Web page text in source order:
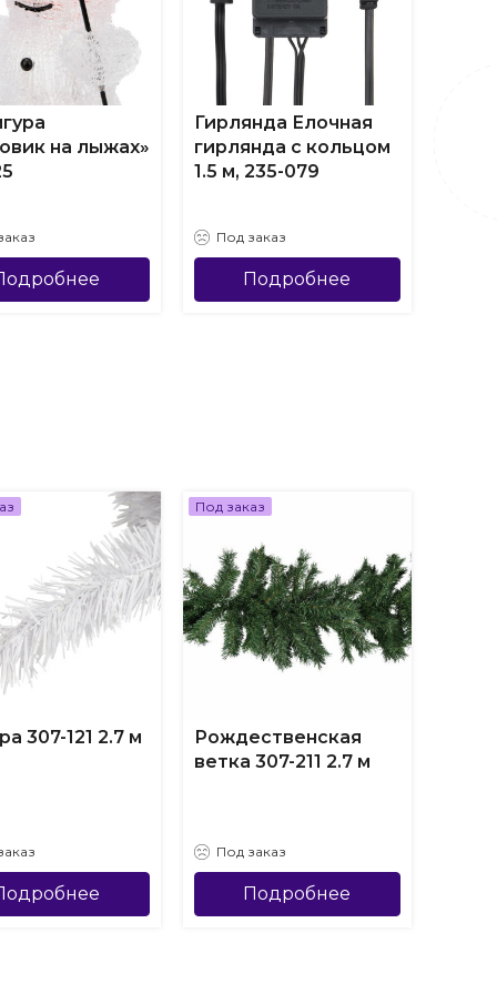
на лыжах»
Гирлянда Елочная
гирлянда с кольцом
1.5 м, 235-079
Под заказ
Подробнее
307-121 2.7 м
Под заказ
Рождественская
ветка 307-211 2.7 м
Под заказ
Подробнее